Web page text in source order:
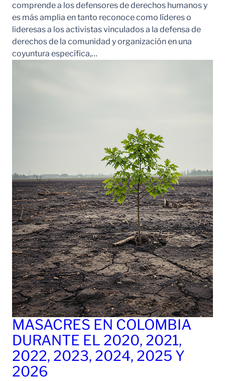
comprende a los defensores de derechos humanos y
es más amplia en tanto reconoce como líderes o
lideresas a los activistas vinculados a la defensa de
derechos de la comunidad y organización en una
coyuntura específica,…
MASACRES EN COLOMBIA
DURANTE EL 2020, 2021,
2022, 2023, 2024, 2025 Y
2026